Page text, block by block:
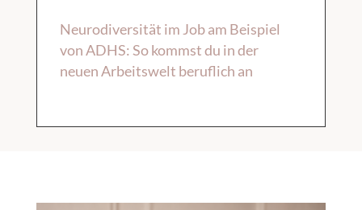
Neurodiversität im Job am Beispiel
von ADHS: So kommst du in der
neuen Arbeitswelt beruflich an